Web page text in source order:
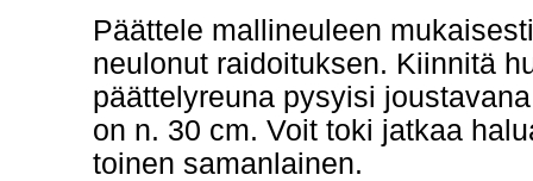
Päättele mallineuleen
neulonut raidoituksen. Kiinnitä
päättelyreuna pysyisi
on n. 30 cm. Voit toki jatkaa
toinen samanlainen.